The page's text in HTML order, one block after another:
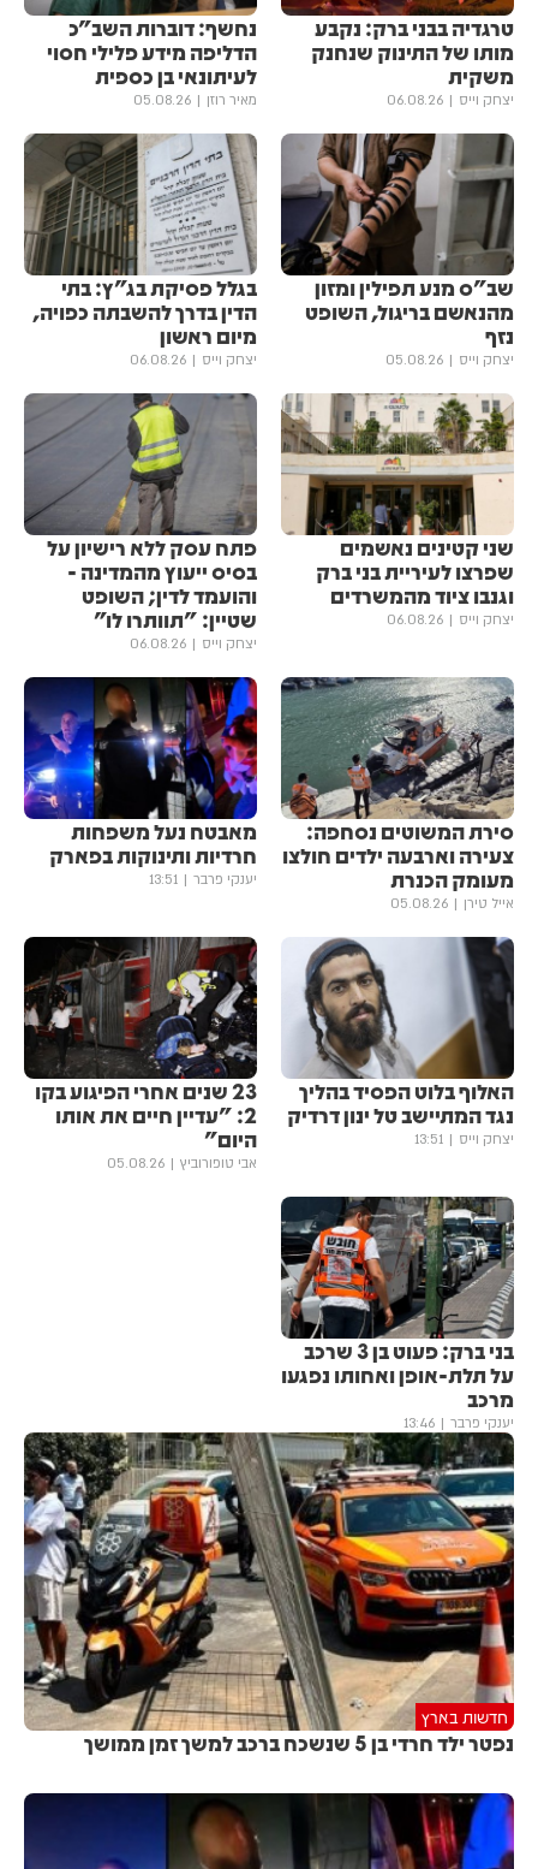
טרגדיה בבני ברק: נקבע
מותו של התינוק שנחנק
משקית
יצחק וייס 06.08.26
נחשף: דוברות השב"כ
הדליפה מידע פלילי חסוי
לעיתונאי בן כספית
מאיר רוזן 05.08.26
שב"ס מנע תפילין ומזון
מהנאשם בריגול, השופט
נזף
יצחק וייס 05.08.26
בגלל פסיקת בג"ץ: בתי
הדין בדרך להשבתה כפויה,
מיום ראשון
יצחק וייס 06.08.26
שני קטינים נאשמים
שפרצו לעיריית בני ברק
וגנבו ציוד מהמשרדים
יצחק וייס 06.08.26
פתח עסק ללא רישיון על
בסיס ייעוץ מהמדינה -
והועמד לדין; השופט
שטיין: "תוותרו לו"
יצחק וייס 06.08.26
סירת המשוטים נסחפה:
צעירה וארבעה ילדים חולצו
מעומק הכנרת
אייל טירן 05.08.26
מאבטח נעל משפחות
חרדיות ותינוקות בפארק
יענקי פרבר 13:51
האלוף בלוט הפסיד בהליך
נגד המתיישב טל ינון דרדיק
יצחק וייס 13:51
23 שנים אחרי הפיגוע בקו
2: "עדיין חיים את אותו
היום"
אבי טופורוביץ 05.08.26
בני ברק: פעוט בן 3 שרכב
על תלת-אופן ואחותו נפגעו
מרכב
יענקי פרבר 13:46
חדשות בארץ
נפטר ילד חרדי בן 5 שנשכח ברכב למשך זמן ממושך